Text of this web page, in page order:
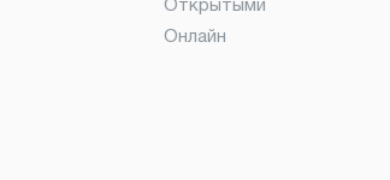
Открытыми
Онлайн